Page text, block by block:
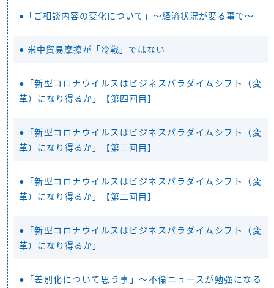
●「ご相談内容の変化について」～経済状況が変る事で～
● 米中貿易摩擦が「冷戦」ではない
●「新型コロナウイルスはビジネスパラダイムシフト（変
革）になり得るか」【第四回目】
●「新型コロナウイルスはビジネスパラダイムシフト（変
革）になり得るか」【第三回目】
●「新型コロナウイルスはビジネスパラダイムシフト（変
革）になり得るか」【第二回目】
●「新型コロナウイルスはビジネスパラダイムシフト（変
革）になり得るか」
●「差別化について思う事」～不倫ニュースが勉強になる